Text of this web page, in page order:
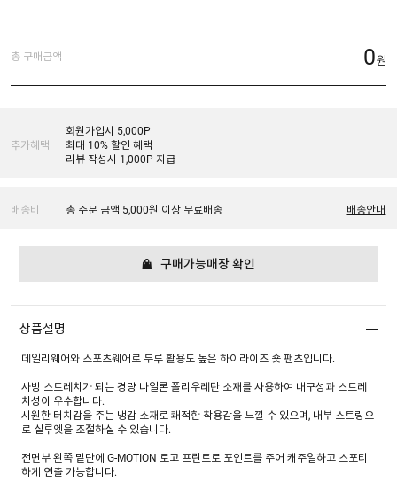
총 구매금액 0원
추가혜택
회원가입시 5,000P
최대 10% 할인 혜택
리뷰 작성시 1,000P 지급
배송비 총 주문 금액 5,000원 이상 무료배송 배송안내
구매가능매장 확인
상품설명
데일리웨어와 스포츠웨어로 두루 활용도 높은 하이라이즈 숏 팬츠입니다.
사방 스트레치가 되는 경량 나일론 폴리우레탄 소재를 사용하여 내구성과 스트레
치성이 우수합니다.
시원한 터치감을 주는 냉감 소재로 쾌적한 착용감을 느낄 수 있으며, 내부 스트링으
로 실루엣을 조절하실 수 있습니다.
전면부 왼쪽 밑단에 G-MOTION 로고 프린트로 포인트를 주어 캐주얼하고 스포티
하게 연출 가능합니다.